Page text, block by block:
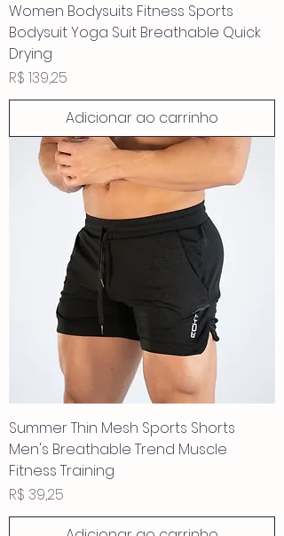
Women Bodysuits Fitness Sports
Bodysuit Yoga Suit Breathable Quick
Drying
Preço
R$ 139,25
Adicionar ao carrinho
Summer Thin Mesh Sports Shorts
Men's Breathable Trend Muscle
Fitness Training
Preço
R$ 39,25